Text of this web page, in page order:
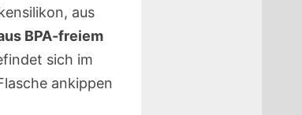
aus
BPA-freiem
sich im
ankippen